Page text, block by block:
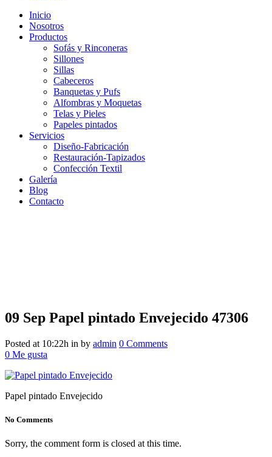
Inicio
Nosotros
Productos
Sofás y Rinconeras
Sillones
Sillas
Cabeceros
Banquetas y Pufs
Alfombras y Moquetas
Telas y Pieles
Papeles pintados
Servicios
Diseño-Fabricación
Restauración-Tapizados
Confección Textil
Galería
Blog
Contacto
Papel pintado Envejecido
47306
09 Sep Papel pintado Envejecido 47306
Posted at 10:22h in by admin 0 Comments
0 Me gusta
Papel pintado Envejecido
No Comments
Sorry, the comment form is closed at this time.